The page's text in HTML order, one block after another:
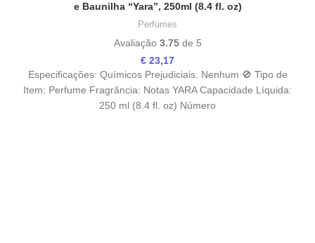
e Baunilha “Yara”, 250ml (8.4 fl. oz)
Perfumes
Avaliação 3.75de 5
€ 23,17
Especificações: Químicos Prejudiciais: Nenhum 🚫 Tipo de
Item: Perfume Fragrância: Notas YARA Capacidade Líquida:
250 ml (8.4 fl. oz) Número